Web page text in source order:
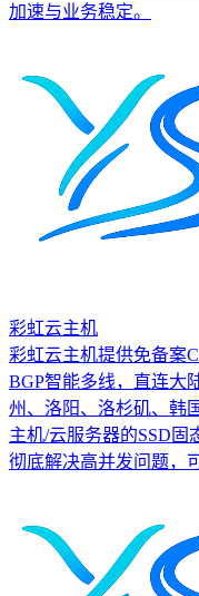
加速与业务稳定。
彩虹云主机
彩虹云主机提供免备案
BGP智能多线，直连大
州、洛阳、洛杉矶、韩
主机/云服务器的SSD固
彻底解决高并发问题，